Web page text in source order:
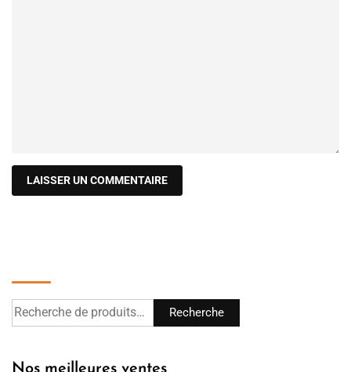
Recherche
Nos meilleures ventes